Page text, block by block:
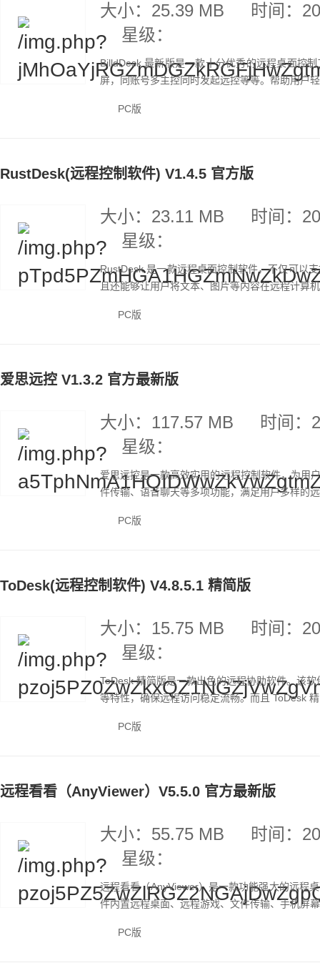
大小：25.39 MB
时间：
星级：
BilldDesk 最新版是一款十分优秀的远程桌面控
屏，同账号多主控同时发起远控等等。帮助用户
PC版
RustDesk(远程控制软件) V1.4.5 官方版
大小：23.11 MB
时间：
星级：
RustDesk 是一款远程桌面控制软件，不仅可以
且还能够让用户将文本、图片等内容在远程计算
PC版
爱思远控 V1.3.2 官方最新版
大小：117.57 MB
时间：
星级：
爱思远控是一款高效实用的远程控制软件，为用
件传输、语音聊天等多项功能，满足用户多样的
PC版
ToDesk(远程控制软件) V4.8.5.1 精简版
大小：15.75 MB
时间：
星级：
ToDesk 精简版是一款出色的远程协助软件。该
等特性，确保远程访问稳定流畅。而且 ToDesk
PC版
远程看看（AnyViewer）V5.5.0 官方最新版
大小：55.75 MB
时间：
星级：
远程看看（AnyViewer）是一款功能强大的远程
件内置远程桌面、远程游戏、文件传输、手机屏
PC版